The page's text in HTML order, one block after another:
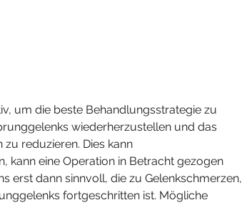
wiederherzustellen und das
reduzieren. Dies kann
kann eine Operation in Betracht gezogen
erst dann sinnvoll, die zu Gelenkschmerzen,
fortgeschritten ist. Mögliche